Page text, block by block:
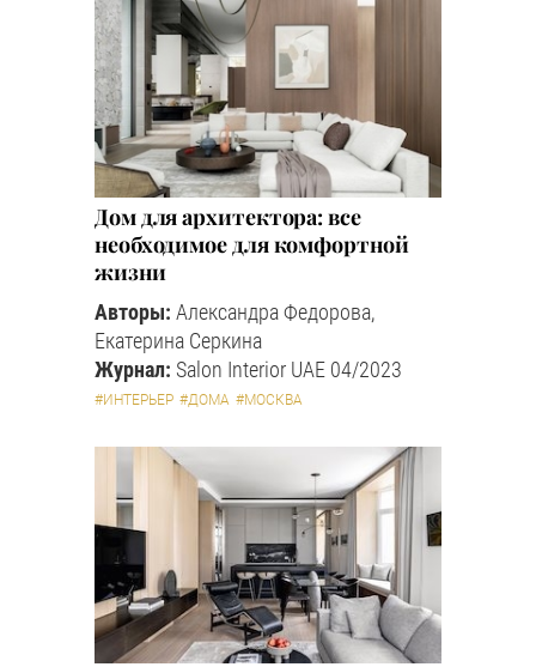
Дом для архитектора: все
необходимое для комфортной
жизни
Авторы: Александра Федорова,
Екатерина Серкина
Журнал: Salon Interior UAE 04/2023
#ИНТЕРЬЕР #ДОМА #МОСКВА